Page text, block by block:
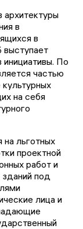
архитектуры
в
в
инициативы. По
частью
на себя
льготных
проектной
работ и
под
лица и